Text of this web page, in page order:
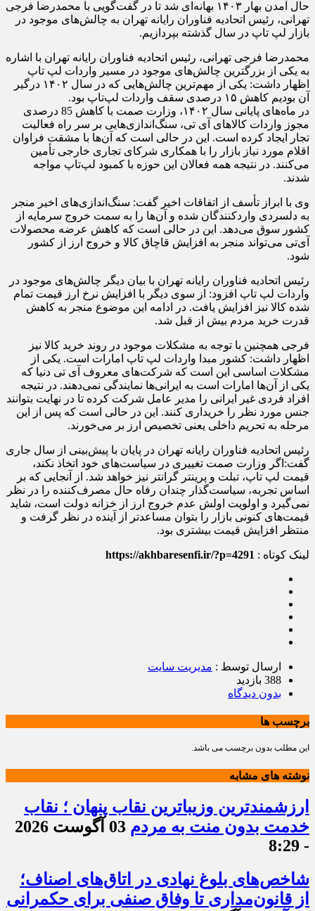
حال آمدن بهار ۱۴۰۳ بهانه‌ای شد تا در گفت‌گویی با محمدرضا فرجی
تهرانی، رئیس اتحادیه فناوران رایانه تهران به چالش‌های موجود در
بازار لپ‌ تاپ در سال گذشته بپردازیم.
محمدرضا فرجی تهرانی، رئیس اتحادیه فناوران رایانه تهران با اشاره
به یکی از بزرگترین چالش‌های موجود در مسیر واردات لپ تاپ
اظهار داشت: یکی از مهم‌ترین چالش‌هایی که در سال ۱۴۰۲ درگیر
آن بودیم کاهش ۱۵ درصدی سقف واردات لپ‌تاپ بود.
در ماه‌های پایانی سال ۱۴۰۲، وزارت صمت با کاهش 85 درصدی
مجوز واردات کالاهای آی تی، سنگ‌اندازی‌هایی بر سر راه فعالیت
تجار ایجاد کرده است. این در حالی است که آن‌ها با مشقت فراوان
اقلام مورد نیاز بازار را با همکاری شرکای تجاری خارجی تأمین
می‌کنند. در نتیجه همه فعالان این حوزه با کمبود لپ‌تاپ مواجه
شدند.
وی با ابراز تأسف از اتفاقات اخیر گفت: سنگ‌اندازی‌های اخیر منجر
به دلسردی واردکنندگان شده و آن‌ها را به سمت خروج سرمایه از
کشور سوق می‌دهد. این در حالی است که کاهش عرضه محصولات
آی‌تی می‌تواند منجر به افزایش قاچاق کالا و خروج ارز از کشور
شود.
رئیس اتحادیه فناوران رایانه تهران با بیان دیگر چالش‌های موجود در
واردات لپ تاپ افزود: از سوی دیگر با افزایش نرخ ارز قیمت تمام
شده کالا نیز افزایش یافت. در ادامه این موضوع منجر به کاهش
قدرت خرید مردم بیش از قبل شد.
فرجی همچنین با توجه به مشکلات موجود در روند خرید کالا نیز
اظهار داشت: کشور مبدا واردات لپ تاپ امارات است. یکی از
مشکلات اساسی این است که شرکت‌های معروف آی تی دنیا که
یکی از آن‌ها امارات است به ایرانی‌ها نمایندگی نمی‌دهند. در نتیجه
افراد فردی غیر ایرانی را مدیر عامل شرکت کرده تا در نهایت بتوانند
جنس مورد نظر را خریداری کنند. این در حالی است که پس از این
مرحله به تحریم‌ داخلی یعنی تخصیص ارز بر می‌خورند.
رئیس اتحادیه فناوران رایانه تهران در پایان با پیش‌بینی از سال جاری
گفت:اگر وزارت صمت تغییری در سیاست‌های خود اتخاذ نکند،
قیمت لپ تاپ، تبلت و پرینتر گرانتر نیز خواهد شد. از آنجایی که بر
اساس تجربه، سیاست‌گذار چندان رفاه حال مصرف‌کننده را در نظر
نمی‌گیرد و اولویت اولش عدم خروج ارز از خزانه دولت است، شاید
قیمت‌های کنونی بازار را بتوان مساعدتر از آینده در نظر گرفت و
منتظر افزایش قیمت بیشتری بود.
لینک کوتاه : https://akhbaresenfi.ir/?p=4291
ارسال توسط : مدیریت سایت
388 بازدید
بدون دیدگاه
برچسب ها
این مطلب بدون برچسب می باشد.
نوشته های مشابه
ارزشمندترین وزیباترین نقاب پنهان ؛ نقاب
خدمت بدون منت به مردم
03 آگوست 2026
- 8:29
شاخص‌های بلوغ نهادی در اتاق‌های اصناف؛
از قانون‌مداری تا وفاق صنفی برای حکمرانی